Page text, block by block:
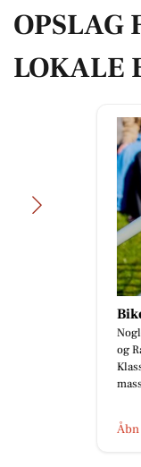
OPSLAG
LOKALE
og
Åbn